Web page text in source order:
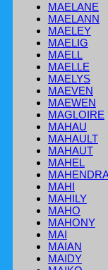
MAELANE
MAELANN
MAELEY
MAELIG
MAELL
MAELLE
MAELYS
MAEVEN
MAEWEN
MAGLOIRE
MAHAU
MAHAULT
MAHAUT
MAHEL
MAHI
MAHILY
MAHO
MAHONY
MAI
MAIAN
MAIDY